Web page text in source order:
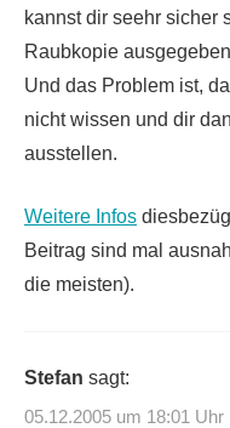
kannst dir seehr sicher
Raubkopie
Und das Problem ist,
nicht wissen und dir
ausstellen.
Weitere Infos
Beitrag sind mal
die meisten).
Stefan sagt:
05.12.2005 um 18:01 Uhr